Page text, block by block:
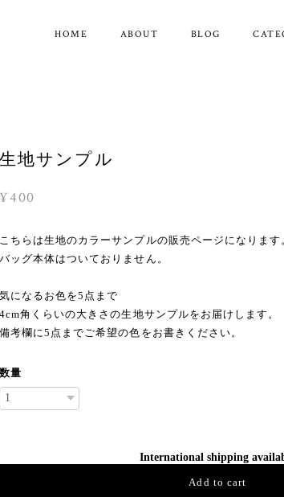
HOME ABOUT BLOG
生地サンプル
¥400
こちらは生地のカラーサンプルの販売ページになります
バッグ本体はついておりません。
気になるお色を5点まで
4cm角くらいの大きさの生地サンプルをお届けします。
備考欄に5点までご希望の色をお書きください。
数量
International shipping
Add to cart